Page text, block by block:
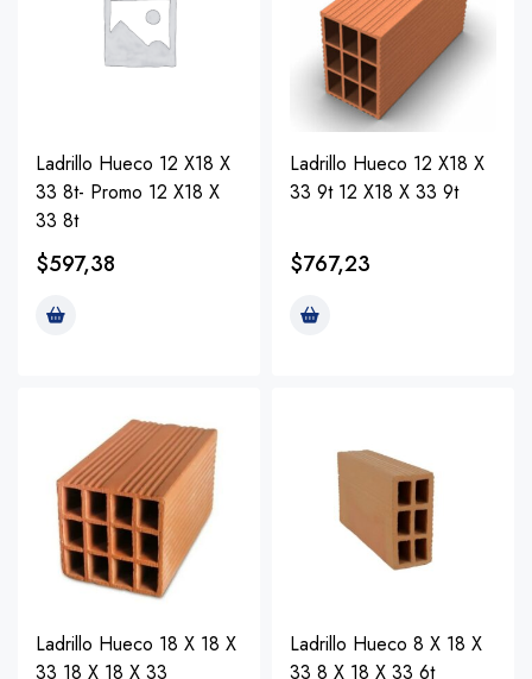
Ladrillo Hueco 12 X18 X
33 8t- Promo 12 X18 X
33 8t
$597,38
Ladrillo Hueco 12 X18 X
33 9t 12 X18 X 33 9t
$767,23
Ladrillo Hueco 18 X 18 X
33 18 X 18 X 33
Ladrillo Hueco 8 X 18 X
33 8 X 18 X 33 6t